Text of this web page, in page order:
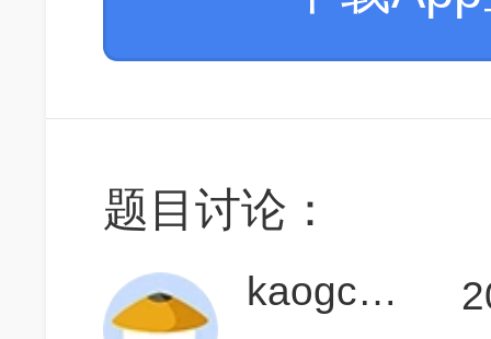
题目讨论：
kaogchenggong